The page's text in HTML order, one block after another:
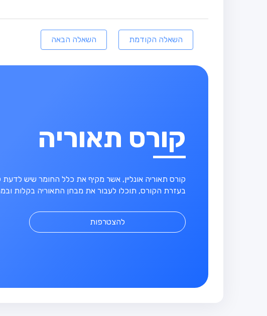
השאלה הקודמת השאלה הבאה
קורס תאוריה
קורס תאוריה אונליין, אשר מקיף את כלל החומר שיש לדעת
בעזרת הקורס, תוכלו לעבור את מבחן התאוריה בקלות
להצטרפות